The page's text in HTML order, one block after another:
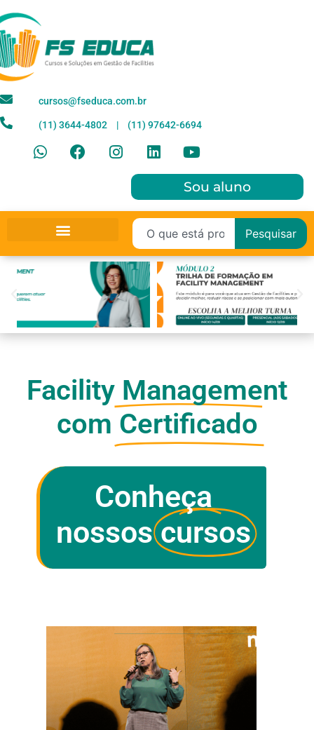
cursos@fseduca.com.br
(11) 3644-4802ﾠ|ﾠ(11) 97642-6694
Sou aluno
Pesquisar
Facility Management
com Certificado
Conheça
nossos cursos